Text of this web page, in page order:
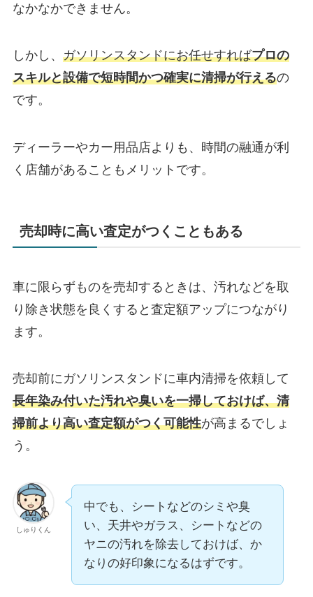
なかなかできません。
しかし、 ガソリンスタンドにお任せすればプロの
スキルと設備で短時間かつ確実に清掃が行えるの
です。
ディーラーやカー用品店よりも、時間の融通が利
く店舗があることもメリットです。
売却時に高い査定がつくこともある
車に限らずものを売却するときは、汚れなどを取
り除き状態を良くすると査定額アップにつながり
ます。
売却前にガソリンスタンドに車内清掃を依頼して
長年染み付いた汚れや臭いを一掃しておけば、清
掃前より高い査定額がつく可能性が高まるでしょ
う。
しゅりくん
中でも、シートなどのシミや臭
い、天井やガラス、シートなどの
ヤニの汚れを除去しておけば、か
なりの好印象になるはずです。